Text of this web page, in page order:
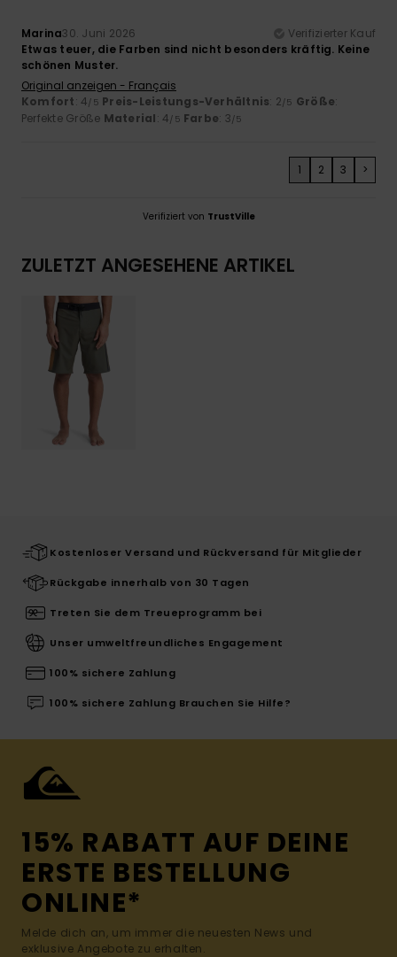
Marina30. Juni 2026
Verifizierter Kauf
Etwas teuer, die Farben sind nicht besonders kräftig. Keine
schönen Muster.
Original anzeigen - Français
Komfort: 4/5 Preis-Leistungs-Verhältnis: 2/5 Größe:
Perfekte Größe Material: 4/5 Farbe: 3/5
1 2 3 >
Verifiziert von TrustVille
ZULETZT ANGESEHENE ARTIKEL
Kostenloser Versand und Rückversand für Mitglieder
Rückgabe innerhalb von 30 Tagen
Treten Sie dem Treueprogramm bei
Unser umweltfreundliches Engagement
100% sichere Zahlung
100% sichere Zahlung Brauchen Sie Hilfe?
15% RABATT AUF DEINE
ERSTE BESTELLUNG
ONLINE*
Melde dich an, um immer die neuesten News und
exklusive Angebote zu erhalten.